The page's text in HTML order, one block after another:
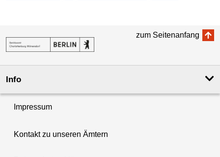
zum Seitenanfang
Info
Impressum
Kontakt zu unseren Ämtern